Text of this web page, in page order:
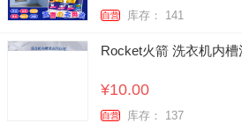
自营 库存： 141
Rocket火箭 洗衣机内槽
¥10.00
自营 库存： 137